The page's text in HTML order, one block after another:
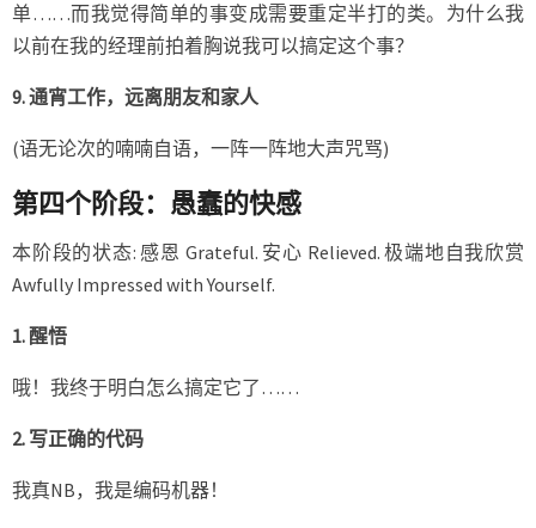
单……而我觉得简单的事变成需要重定半打的类。为什么我
以前在我的经理前拍着胸说我可以搞定这个事？
9. 通宵工作，远离朋友和家人
(语无论次的喃喃自语，一阵一阵地大声咒骂)
第四个阶段：愚蠢的快感
本阶段的状态: 感恩 Grateful. 安心 Relieved. 极端地自我欣赏
Awfully Impressed with Yourself.
1. 醒悟
哦！我终于明白怎么搞定它了……
2. 写正确的代码
我真NB，我是编码机器！